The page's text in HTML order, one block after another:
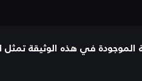
الموجودة في هذه الوثيقة